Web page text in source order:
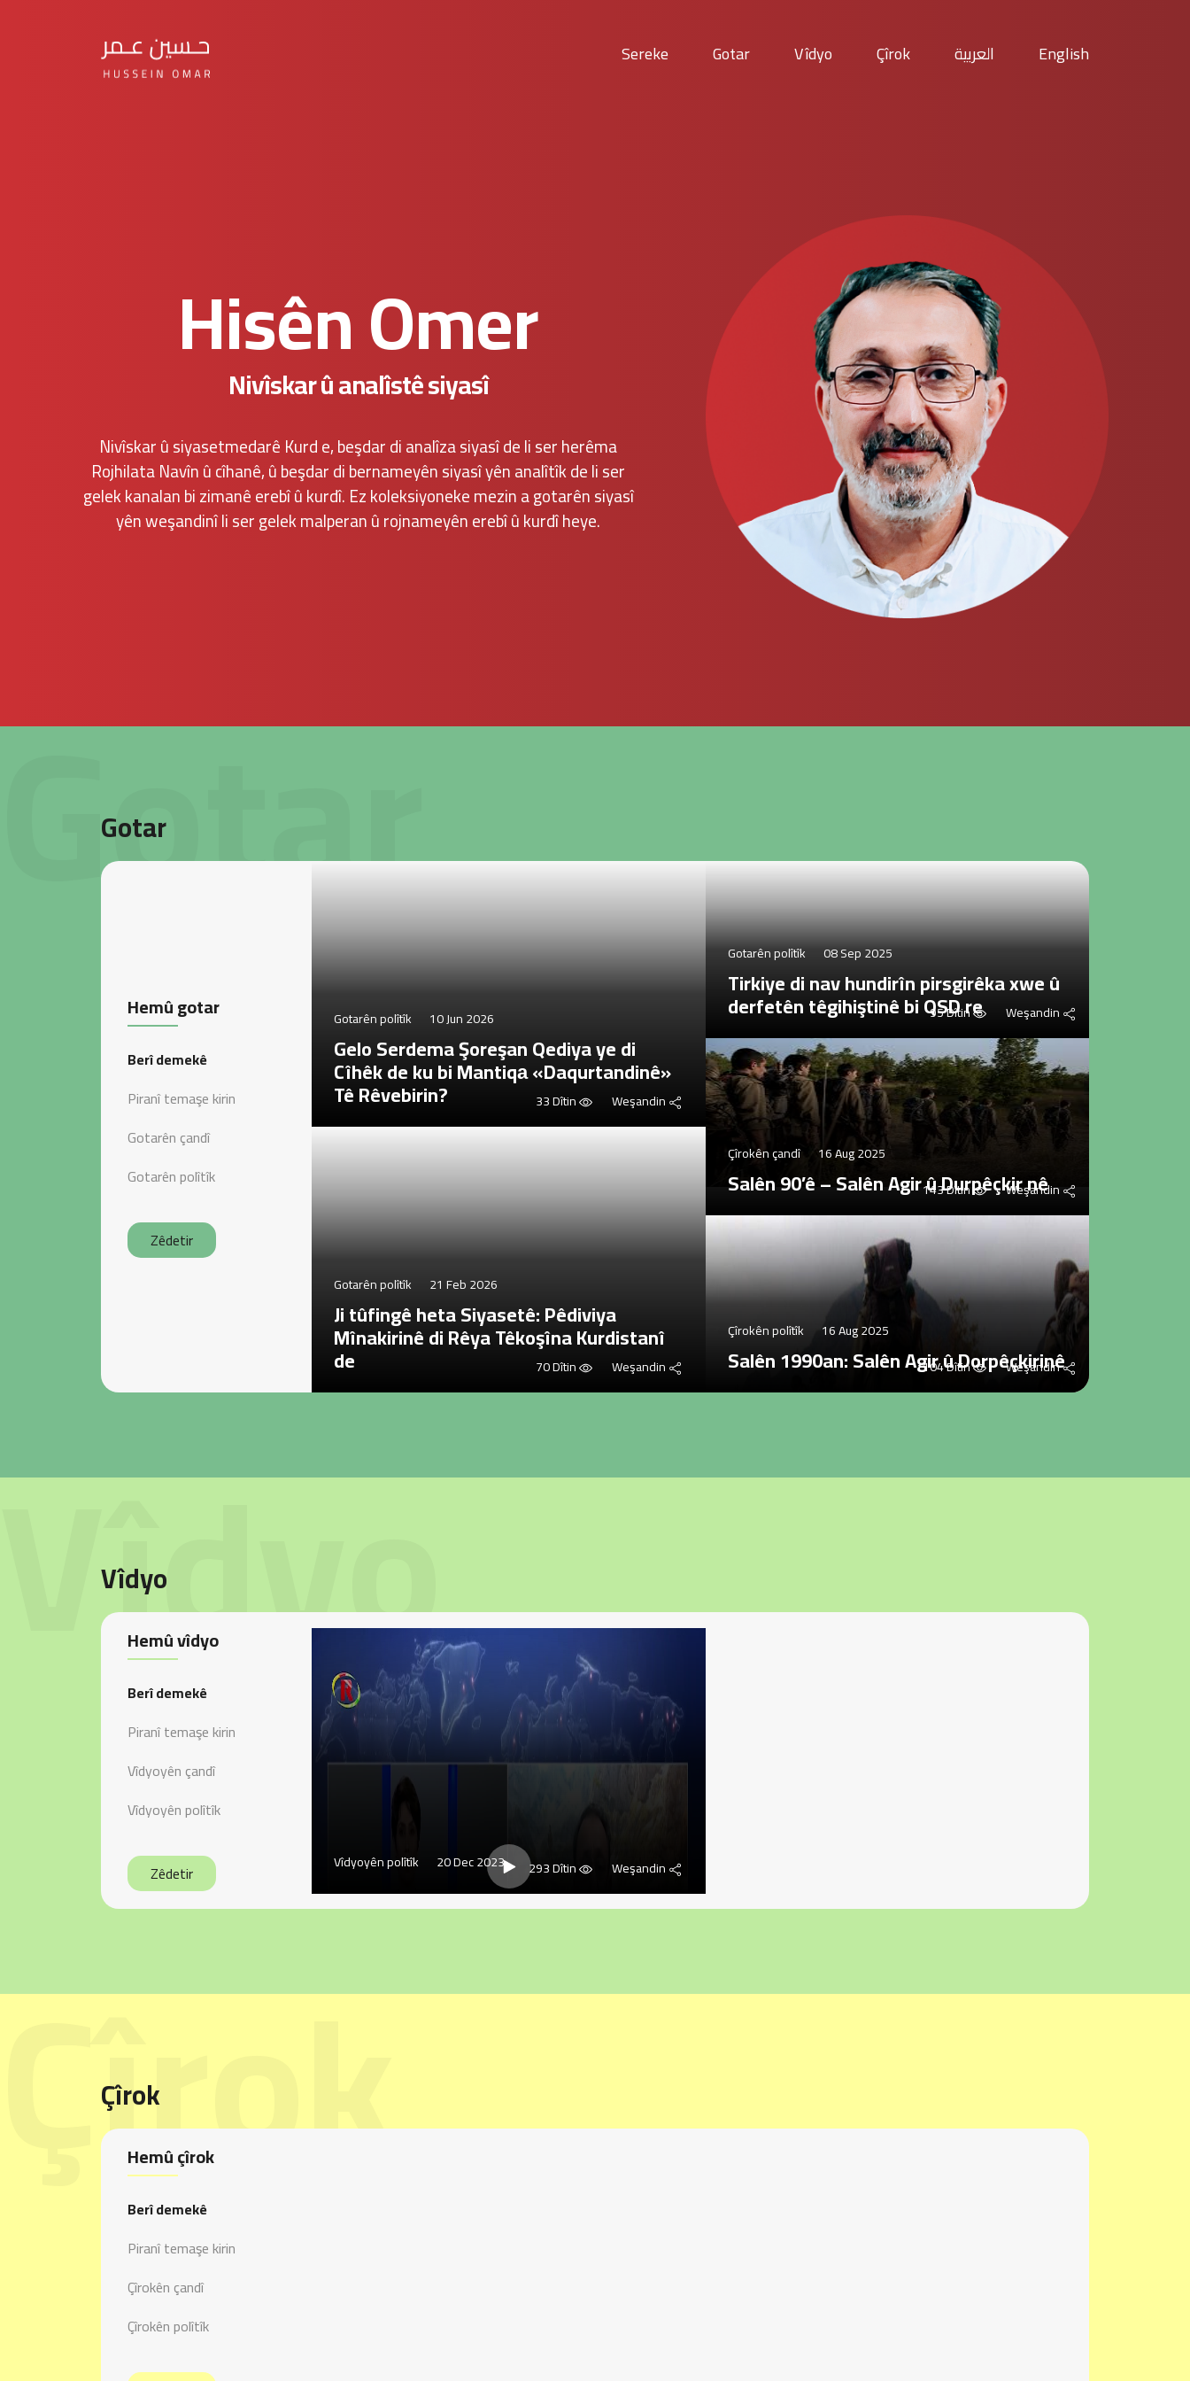
Sereke Gotar Vîdyo Çîrok العربية English
Hisên Omer
Nivîskar û analîstê siyasî
Nivîskar û siyasetmedarê Kurd e, beşdar di analîza siyasî de li ser herêma
Rojhilata Navîn û cîhanê, û beşdar di bernameyên siyasî yên analîtîk de li ser
gelek kanalan bi zimanê erebî û kurdî. Ez koleksiyoneke mezin a gotarên siyasî
yên weşandinî li ser gelek malperan û rojnameyên erebî û kurdî heye.
Gotar
Gotar
Hemû gotar
Berî demekê
Piranî temaşe kirin
Gotarên çandî
Gotarên polîtîk
Zêdetir
Gotarên polîtîk 10 Jun 2026
Gelo Serdema Şoreşan Qediya ye di
Cîhêk de ku bi Mantiqа «Daqurtandinê»
Tê Rêvebirin? 33 Dîtin Weşandin
Gotarên polîtîk 21 Feb 2026
Ji tûfingê heta Siyasetê: Pêdiviya
Mînakirinê di Rêya Têkoşîna Kurdistanî
de 70 Dîtin Weşandin
Gotarên polîtîk 08 Sep 2025
Tirkiye di nav hundirîn pirsgirêka xwe û
derfetên têgihiştinê bi QSD re
95 Dîtin Weşandin
Çîrokên çandî 16 Aug 2025
Salên 90’ê – Salên Agir û Durpêçkir nê
143 Dîtin Weşandin
Çîrokên polîtîk 16 Aug 2025
Salên 1990an: Salên Agir û Dorpêçkirinê
104 Dîtin Weşandin
Vîdyo
Vîdyo
Hemû vîdyo
Berî demekê
Piranî temaşe kirin
Vîdyoyên çandî
Vîdyoyên polîtîk
Zêdetir Vîdyoyên polîtîk 20 Dec 2023 293 Dîtin Weşandin
Çîrok
Çîrok
Hemû çîrok
Berî demekê
Piranî temaşe kirin
Çîrokên çandî
Çîrokên polîtîk